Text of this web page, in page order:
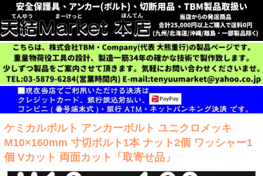
ケミカルボルト アンカーボルト ユニクロメッキ
M10×160mm 寸切ボルト1本 ナット2個 ワッシャー1
個 Vカット 両面カット「取寄せ品」